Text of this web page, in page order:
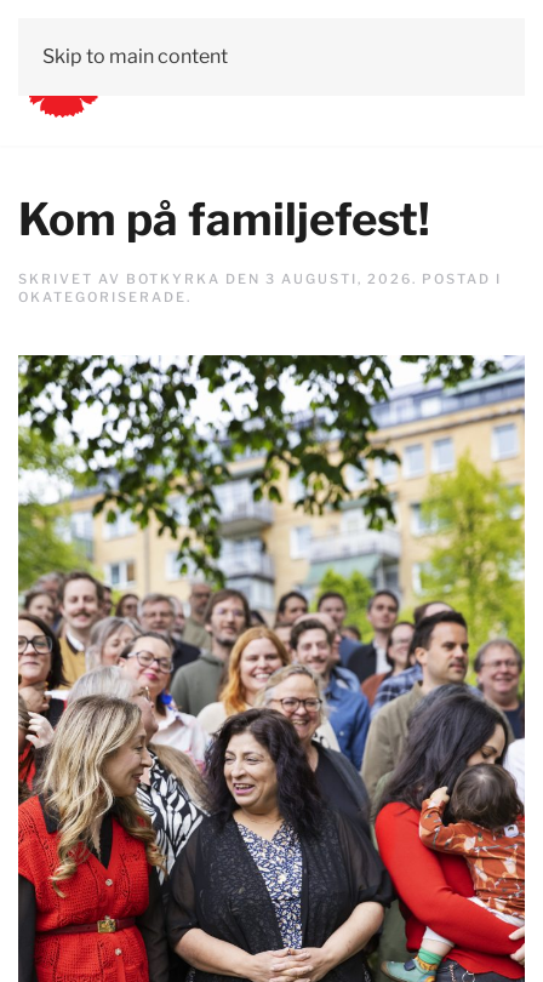
Skip to main content
Kom på familjefest!
SKRIVET AV BOTKYRKA DEN 3 AUGUSTI, 2026. POSTAD I
OKATEGORISERADE.